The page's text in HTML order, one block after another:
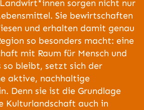
sorgen nicht nur
Sie bewirtschaften
und erhalten damit genau
so besonders macht: eine
mit Raum für Mensch und
bleibt, setzt sich der
aktive, nachhaltige
Denn sie ist die Grundlage
Kulturlandschaft auch in